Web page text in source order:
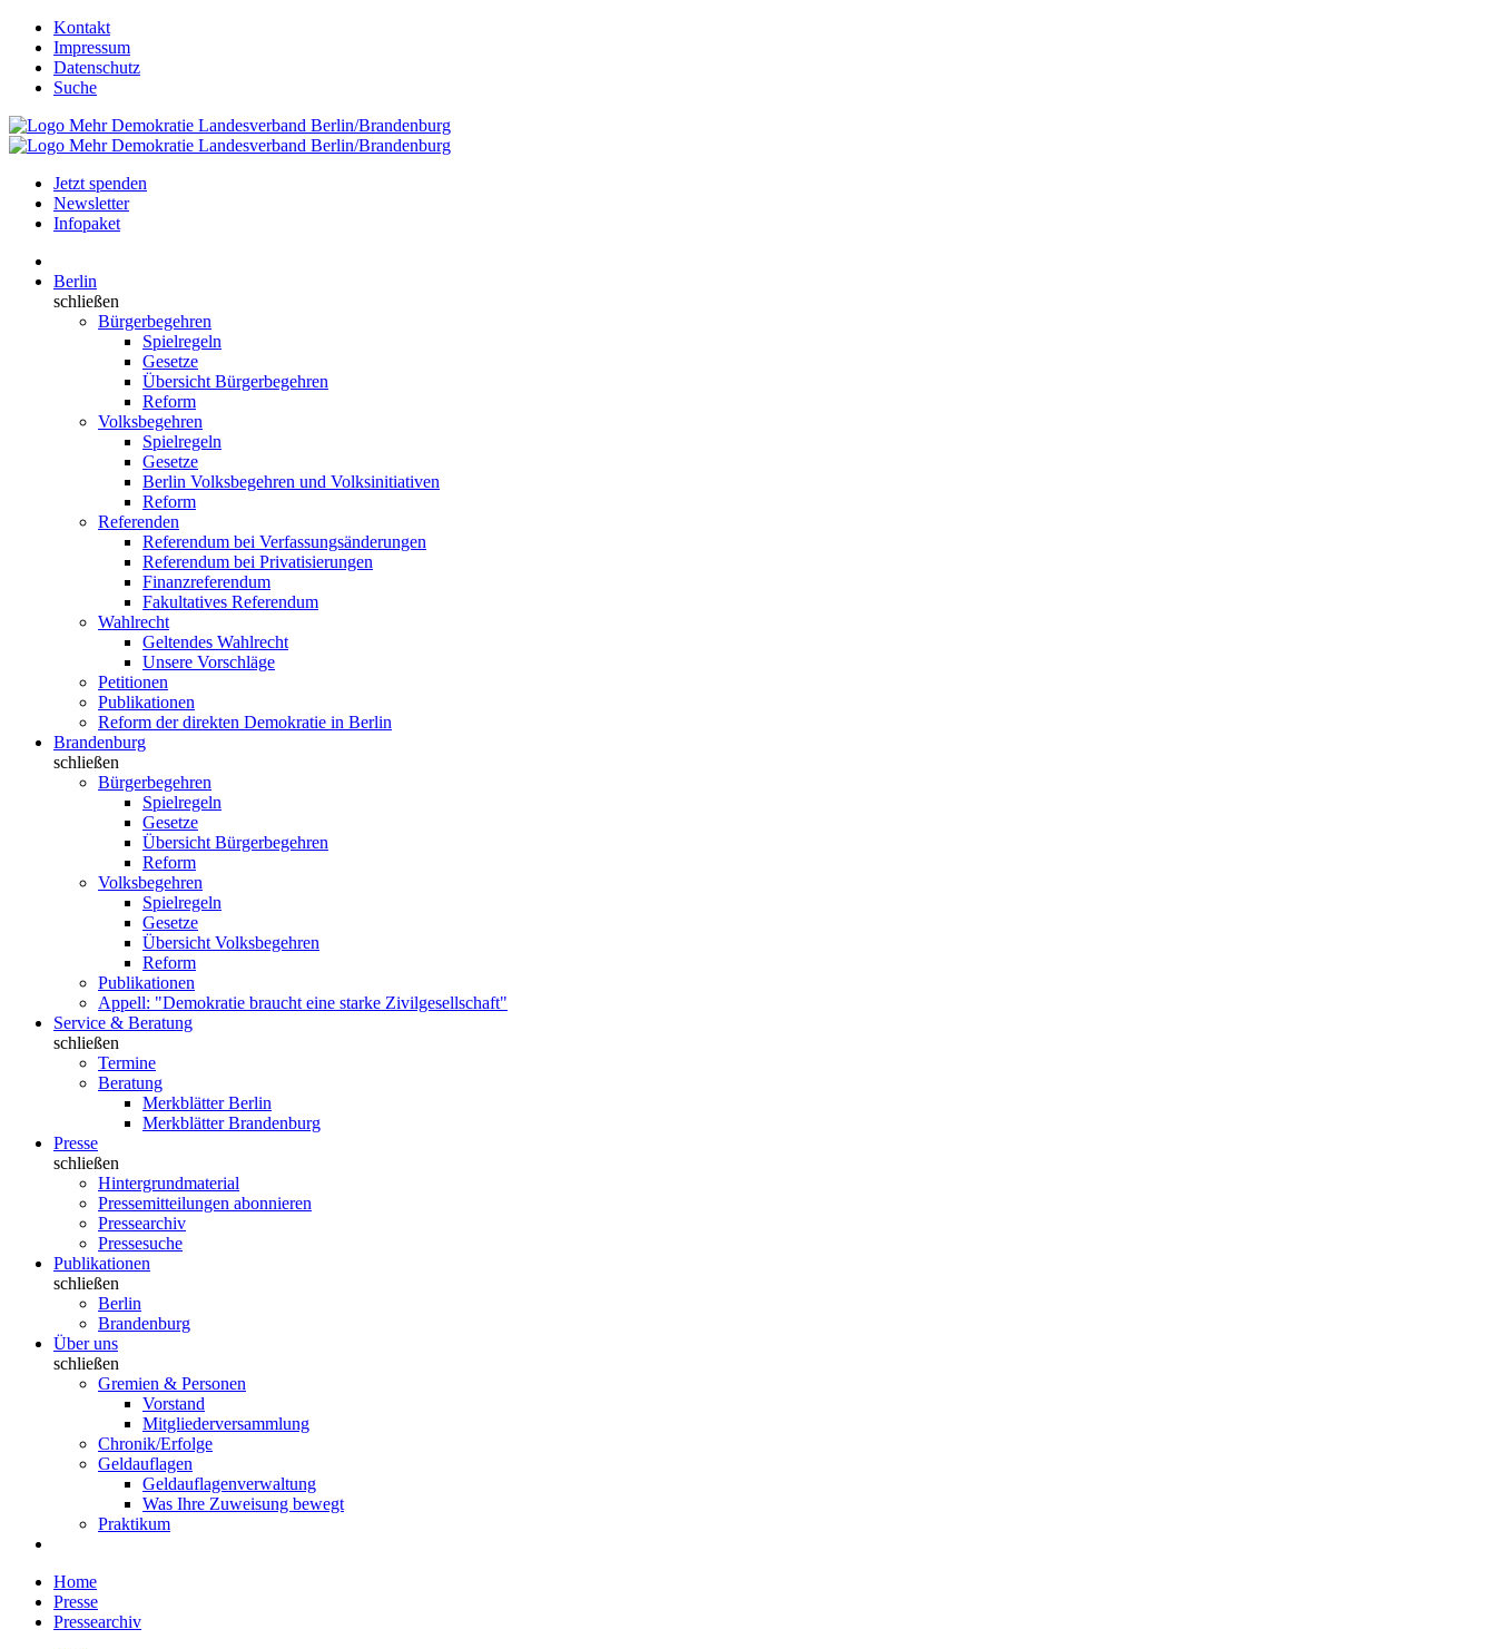
Kontakt
Impressum
Datenschutz
Suche
Jetzt spenden
Newsletter
Infopaket
Berlin
schließen
Bürgerbegehren
Spielregeln
Gesetze
Übersicht Bürgerbegehren
Reform
Volksbegehren
Spielregeln
Gesetze
Berlin Volksbegehren und Volksinitiativen
Reform
Referenden
Referendum bei Verfassungsänderungen
Referendum bei Privatisierungen
Finanzreferendum
Fakultatives Referendum
Wahlrecht
Geltendes Wahlrecht
Unsere Vorschläge
Petitionen
Publikationen
Reform der direkten Demokratie in Berlin
Brandenburg
schließen
Bürgerbegehren
Spielregeln
Gesetze
Übersicht Bürgerbegehren
Reform
Volksbegehren
Spielregeln
Gesetze
Übersicht Volksbegehren
Reform
Publikationen
Appell: "Demokratie braucht eine starke Zivilgesellschaft"
Service & Beratung
schließen
Termine
Beratung
Merkblätter Berlin
Merkblätter Brandenburg
Presse
schließen
Hintergrundmaterial
Pressemitteilungen abonnieren
Pressearchiv
Pressesuche
Publikationen
schließen
Berlin
Brandenburg
Über uns
schließen
Gremien & Personen
Vorstand
Mitgliederversammlung
Chronik/Erfolge
Geldauflagen
Geldauflagenverwaltung
Was Ihre Zuweisung bewegt
Praktikum
Home
Presse
Pressearchiv